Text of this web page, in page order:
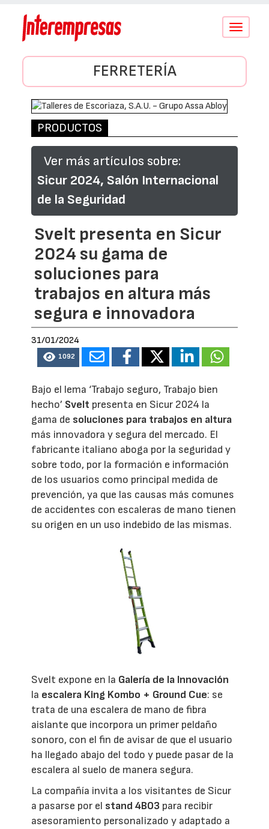
Conmutar
FERRETERÍA
PRODUCTOS
Ver más artículos sobre:
Sicur 2024, Salón Internacional
de la Seguridad
Svelt presenta en Sicur
2024 su gama de
soluciones para
trabajos en altura más
segura e innovadora
31/01/2024
1092
Bajo el lema ‘Trabajo seguro, Trabajo bien
hecho’ Svelt presenta en Sicur 2024 la
gama de soluciones para trabajos en altura
más innovadora y segura del mercado. El
fabricante italiano aboga por la seguridad y
sobre todo, por la formación e información
de los usuarios como principal medida de
prevención, ya que las causas más comunes
de accidentes con escaleras de mano tienen
su origen en un uso indebido de las mismas.
Svelt expone en la Galería de la Innovación
la escalera King Kombo + Ground Cue: se
trata de una escalera de mano de fibra
aislante que incorpora un primer peldaño
sonoro, con el fin de avisar de que el usuario
ha llegado abajo del todo y puede pasar de la
escalera al suelo de manera segura.
La compañía invita a los visitantes de Sicur
a pasarse por el stand 4B03 para recibir
asesoramiento personalizado y adaptado a